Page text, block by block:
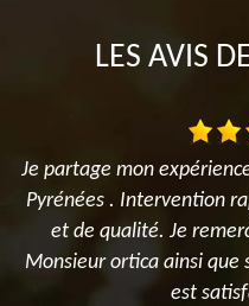
LES AVIS
Je partage mon
Pyrénées . Intervention
et de qualité. Je
Monsieur ortica ainsi que
est